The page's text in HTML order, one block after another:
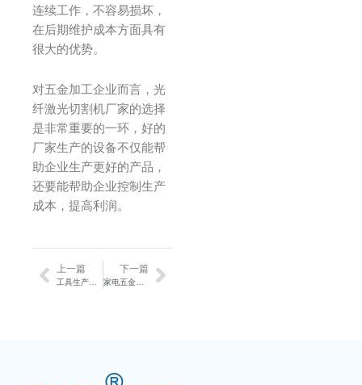
连续工作，不容易损坏，
在后期维护成本方面具有
很大的优势。
对五金加工企业而言，光
纤激光切割机厂家的选择
是非常重要的一环，好的
厂家生产的设备不仅能帮
助企业生产更好的产品，
还要能帮助企业控制生产
成本，提高利润。
Prev
上一篇
工具生产制造方案
下一篇
家电五金激光焊接及自动化解决方案 Next